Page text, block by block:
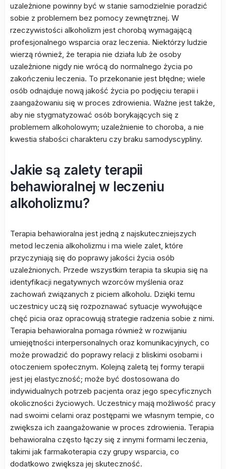
uzależnione powinny być w stanie samodzielnie poradzić
sobie z problemem bez pomocy zewnętrznej. W
rzeczywistości alkoholizm jest chorobą wymagającą
profesjonalnego wsparcia oraz leczenia. Niektórzy ludzie
wierzą również, że terapia nie działa lub że osoby
uzależnione nigdy nie wrócą do normalnego życia po
zakończeniu leczenia. To przekonanie jest błędne; wiele
osób odnajduje nową jakość życia po podjęciu terapii i
zaangażowaniu się w proces zdrowienia. Ważne jest także,
aby nie stygmatyzować osób borykających się z
problemem alkoholowym; uzależnienie to choroba, a nie
kwestia słabości charakteru czy braku samodyscypliny.
Jakie są zalety terapii
behawioralnej w leczeniu
alkoholizmu?
Terapia behawioralna jest jedną z najskuteczniejszych
metod leczenia alkoholizmu i ma wiele zalet, które
przyczyniają się do poprawy jakości życia osób
uzależnionych. Przede wszystkim terapia ta skupia się na
identyfikacji negatywnych wzorców myślenia oraz
zachowań związanych z piciem alkoholu. Dzięki temu
uczestnicy uczą się rozpoznawać sytuacje wywołujące
chęć picia oraz opracowują strategie radzenia sobie z nimi.
Terapia behawioralna pomaga również w rozwijaniu
umiejętności interpersonalnych oraz komunikacyjnych, co
może prowadzić do poprawy relacji z bliskimi osobami i
otoczeniem społecznym. Kolejną zaletą tej formy terapii
jest jej elastyczność; może być dostosowana do
indywidualnych potrzeb pacjenta oraz jego specyficznych
okoliczności życiowych. Uczestnicy mają możliwość pracy
nad swoimi celami oraz postępami we własnym tempie, co
zwiększa ich zaangażowanie w proces zdrowienia. Terapia
behawioralna często łączy się z innymi formami leczenia,
takimi jak farmakoterapia czy grupy wsparcia, co
dodatkowo zwiększa jej skuteczność.